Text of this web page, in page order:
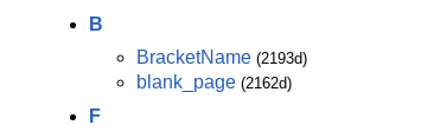
B
BracketName (2193d)
blank_page (2162d)
F